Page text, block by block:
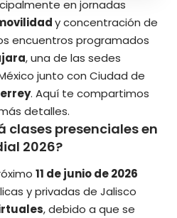
en jornadas
y concentración de
encuentros programados
, una de las sedes
junto con Ciudad de
. Aquí te compartimos
detalles.
clases presenciales en
2026?
11 de junio de 2026
y privadas de Jalisco
, debido a que se